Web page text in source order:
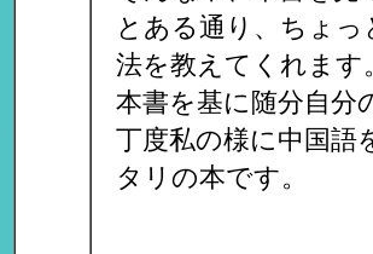
とある通り、ちょ
法を教えてくれます
本書を基に随分自分
丁度私の様に中国語
タリの本です。